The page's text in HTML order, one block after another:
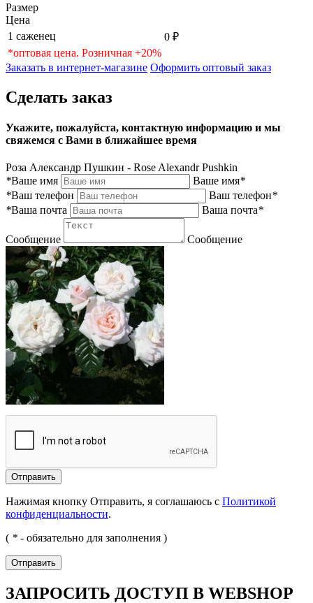
Размер
Цена
1 саженец
0 ₽
*оптовая цена. Розничная +20%
Заказать в интернет-магазине Оформить оптовый заказ
Сделать заказ
Укажите, пожалуйста, контактную информацию и мы
свяжемся с Вами в ближайшее время
Роза Александр Пушкин - Rose Alexandr Pushkin
*Ваше имя Ваше имя*
*Ваш телефон Ваш телефон*
*Ваша почта Ваша почта*
Сообщение Сообщение
Отправить
Нажимая кнопку Отправить, я соглашаюсь с Политикой
конфиденциальности.
( * - обязательно для заполнения )
Отправить
ЗАПРОСИТЬ ДОСТУП В WEBSHOP